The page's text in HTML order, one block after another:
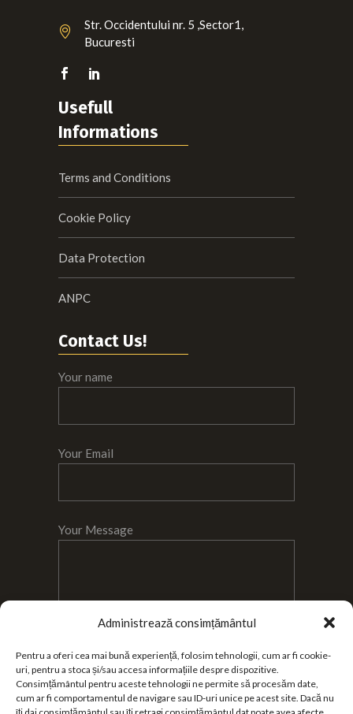
Administrează consimțământul
Pentru a oferi cea mai bună experiență, folosim tehnologii, cum ar fi cookie-
uri, pentru a stoca și/sau accesa informațiile despre dispozitive.
Consimțământul pentru aceste tehnologii ne permite să procesăm date,
cum ar fi comportamentul de navigare sau ID-uri unice pe acest site. Dacă nu
Str. Occidentului nr. 5 ,Sector1,
Bucuresti
Usefull
Informations
Terms and Conditions
Cookie Policy
Data Protection
ANPC
Contact Us!
Your name
Your Email
Your Message
I agree with
Terms and ConditionsandPrivacy Policy.